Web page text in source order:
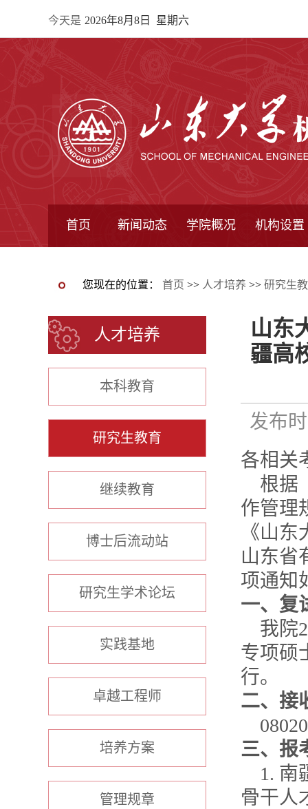
今天是 2026年8月8日 星期六
首页 新闻动态 学院概况 机构设置
您现在的位置： 首页 >> 人才培养 >> 研究生
人才培养
本科教育
研究生教育
继续教育
博士后流动站
研究生学术论坛
实践基地
卓越工程师
培养方案
管理规章
山东
疆高
发布
各相关
根据
作管理
《山东
山东省
项通知
一、复
我院
专项硕
行。
二、接
三、报
1. 南
骨干人